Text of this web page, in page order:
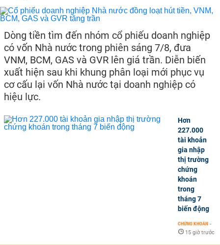
Dòng tiền tìm đến nhóm cổ phiếu doanh nghiệp
có vốn Nhà nước trong phiên sáng 7/8, đưa
VNM, BCM, GAS và GVR lên giá trần. Diễn biến
xuất hiện sau khi khung phân loại mới phục vụ
cơ cấu lại vốn Nhà nước tại doanh nghiệp có
hiệu lực.
Hơn
227.000
tài khoản
gia nhập
thị trường
chứng
khoán
trong
tháng 7
biến động
CHỨNG KHOÁN -
15 giờ trước